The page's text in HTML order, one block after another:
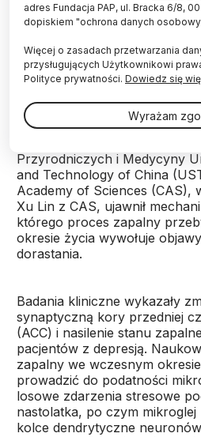
Komórki mikrogleju są
mózgu i reagują na stres. W
aktywowany mikroglej
tkanki mózgowej, co jest
Przyrodniczych i Medycyny
and Technology of China
Academy of Sciences (CAS),
Xu Lin z CAS, ujawnił
którego proces zapalny
okresie życia wywołuje
dorastania.
Badania kliniczne wykazały
synaptyczną kory przedniej
(ACC) i nasilenie stanu
pacjentów z depresją.
zapalny we wczesnym
prowadzić do podatności
losowe zdarzenia stresowe
nastolatka, po czym mikroglej
kolce dendrytyczne
adres Fundacja PAP, ul. Bracka 6/8,
dopiskiem "ochrona danych
Więcej o zasadach przetwarzania
przysługujących Użytkownikowi
Polityce prywatności. Dowiedz się
Wyrażam